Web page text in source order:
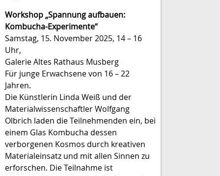
Workshop „Spannung aufbauen:
Kombucha-Experimente“
Samstag, 15. November 2025, 14 – 16
Uhr,
Galerie Altes Rathaus Musberg
Für junge Erwachsene von 16 – 22
Jahren.
Die Künstlerin Linda Weiß und der
Materialwissenschaftler Wolfgang
Olbrich laden die Teilnehmenden ein, bei
einem Glas Kombucha dessen
verborgenen Kosmos durch kreativen
Materialeinsatz und mit allen Sinnen zu
erforschen. Die Teilnahme ist